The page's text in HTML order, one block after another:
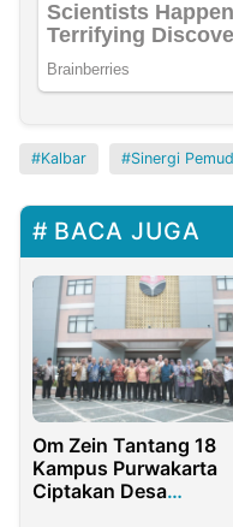
Kalbar Sinergi
BACA JUGA
Om Zein Tantang 18
Kampus Purwakarta
Ciptakan Desa